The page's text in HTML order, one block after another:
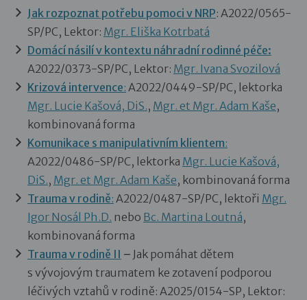
Jak rozpoznat potřebu pomoci v NRP: A2022/0565-
SP/PC, Lektor: Mgr. Eliška Kotrbatá
Domácí násilí v kontextu náhradní rodinné péče:
A2022/0373-SP/PC, Lektor: Mgr. Ivana Svozilová
Krizová intervence: A2022/0449-SP/PC, lektorka
Mgr. Lucie Kašová, DiS., Mgr. et Mgr. Adam Kaše,
kombinovaná forma
Komunikace s manipulativním klientem:
A2022/0486-SP/PC, lektorka Mgr. Lucie Kašová,
DiS., Mgr. et Mgr. Adam Kaše, kombinovaná forma
Trauma v rodině: A2022/0487-SP/PC, lektoři Mgr.
Igor Nosál Ph.D. nebo Bc. Martina Loutná,
kombinovaná forma
Trauma v rodině II – Jak pomáhat dětem
s vývojovým traumatem ke zotavení podporou
léčivých vztahů v rodině: A2025/0154-SP, Lektor: